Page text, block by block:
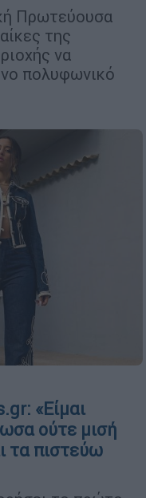
Πρωτεύουσα
της
να
πολυφωνικό
«Είμαι
ούτε μισή
τα πιστεύω